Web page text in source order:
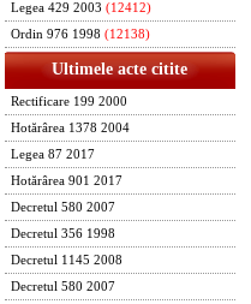
Legea 429 2003 (12412)
Ordin 976 1998 (12138)
Ultimele acte citite
Rectificare 199 2000
Hotărârea 1378 2004
Legea 87 2017
Hotărârea 901 2017
Decretul 580 2007
Decretul 356 1998
Decretul 1145 2008
Decretul 580 2007